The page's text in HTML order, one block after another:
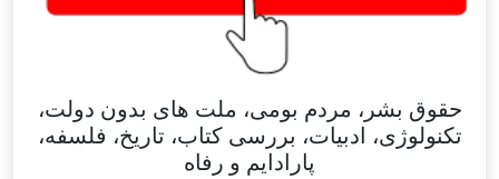
حقوق بشر، مردم بومی، ملت های بدون دولت،
تکنولوژی، ادبیات، بررسی کتاب، تاریخ، فلسفه،
پارادایم و رفاه